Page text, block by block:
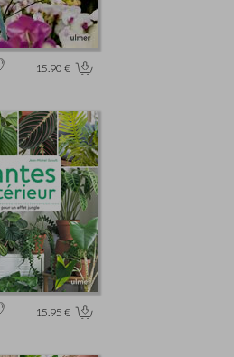
15.90 €
15.95 €